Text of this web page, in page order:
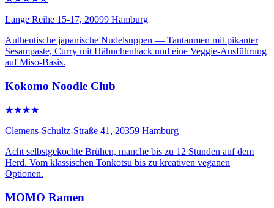
Lange Reihe 15-17, 20099 Hamburg
Authentische japanische Nudelsuppen — Tantanmen mit pikanter
Sesampaste, Curry mit Hähnchenhack und eine Veggie-Ausführung
auf Miso-Basis.
Kokomo Noodle Club
★★★★
Clemens-Schultz-Straße 41, 20359 Hamburg
Acht selbstgekochte Brühen, manche bis zu 12 Stunden auf dem
Herd. Vom klassischen Tonkotsu bis zu kreativen veganen
Optionen.
MOMO Ramen